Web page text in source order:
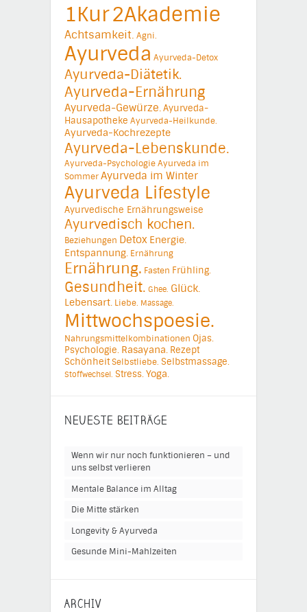
1Kur2Akademie
Achtsamkeit. Agni.
Ayurveda Ayurveda-Detox
Ayurveda-Diätetik.
Ayurveda-Ernährung
Ayurveda-Gewürze.Ayurveda-
Hausapotheke Ayurveda-Heilkunde.
Ayurveda-Kochrezepte
Ayurveda-Lebenskunde.
Ayurveda-PsychologieAyurveda im
SommerAyurveda im Winter
Ayurveda Lifestyle
Ayurvedische Ernährungsweise
Ayurvedisch kochen.
Beziehungen Detox Energie.
Entspannung. Ernährung
Ernährung. Fasten Frühling.
Gesundheit. Ghee. Glück.
Lebensart. Liebe. Massage.
Mittwochspoesie.
Nahrungsmittelkombinationen Ojas.
Psychologie. Rasayana. Rezept
SchönheitSelbstliebe. Selbstmassage.
Stoffwechsel. Stress.Yoga.
NEUESTE BEITRÄGE
Wenn wir nur noch funktionieren – und
uns selbst verlieren
Mentale Balance im Alltag
Die Mitte stärken
Longevity & Ayurveda
Gesunde Mini-Mahlzeiten
ARCHIV